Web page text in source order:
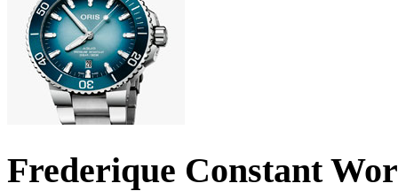
Frederique Constant